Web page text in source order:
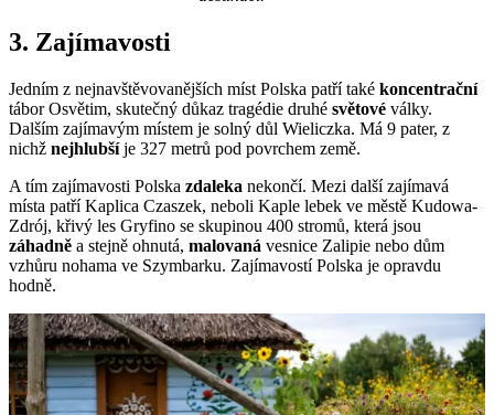
3. Zajímavosti
Jedním z nejnavštěvovanějších míst Polska patří také koncentrační
tábor Osvětim, skutečný důkaz tragédie druhé světové války.
Dalším zajímavým místem je solný důl Wieliczka. Má 9 pater, z
nichž nejhlubšíje 327 metrů pod povrchem země.
A tím zajímavosti Polska zdaleka nekončí. Mezi další zajímavá
místa patří Kaplica Czaszek, neboli Kaple lebek ve městě Kudowa-
Zdrój, křivý les Gryfino se skupinou 400 stromů, která jsou
záhadně a stejně ohnutá, malovaná vesnice Zalipie nebo dům
vzhůru nohama ve Szymbarku. Zajímavostí Polska je opravdu
hodně.